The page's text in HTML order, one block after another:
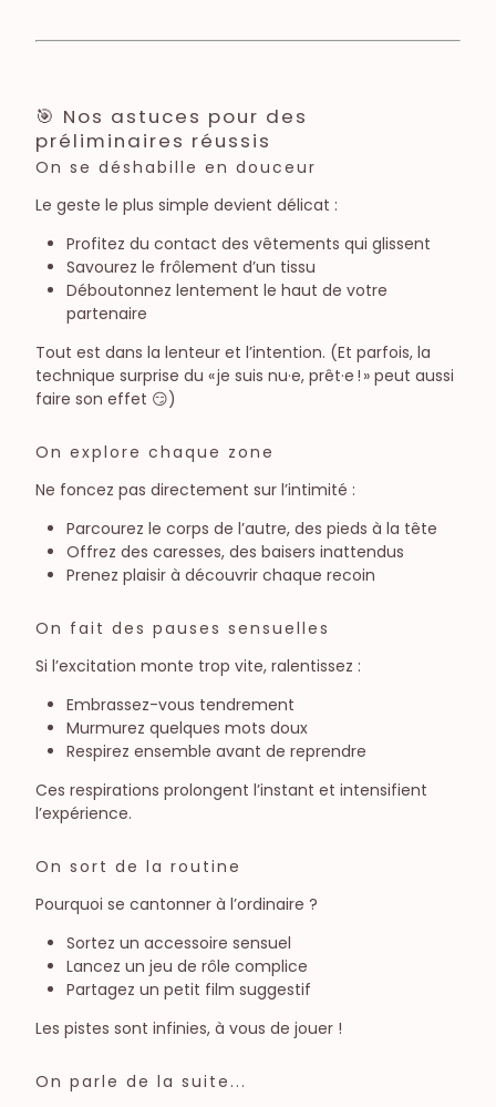
🎯 Nos astuces pour des
préliminaires réussis
On se déshabille en douceur
Le geste le plus simple devient délicat :
Profitez du contact des vêtements qui glissent
Savourez le frôlement d’un tissu
Déboutonnez lentement le haut de votre
partenaire
Tout est dans la lenteur et l’intention. (Et parfois, la
technique surprise du « je suis nu·e, prêt·e ! » peut aussi
faire son effet 😏)
On explore chaque zone
Ne foncez pas directement sur l’intimité :
Parcourez le corps de l’autre, des pieds à la tête
Offrez des caresses, des baisers inattendus
Prenez plaisir à découvrir chaque recoin
On fait des pauses sensuelles
Si l’excitation monte trop vite, ralentissez :
Embrassez-vous tendrement
Murmurez quelques mots doux
Respirez ensemble avant de reprendre
Ces respirations prolongent l’instant et intensifient
l’expérience.
On sort de la routine
Pourquoi se cantonner à l’ordinaire ?
Sortez un accessoire sensuel
Lancez un jeu de rôle complice
Partagez un petit film suggestif
Les pistes sont infinies, à vous de jouer !
On parle de la suite...